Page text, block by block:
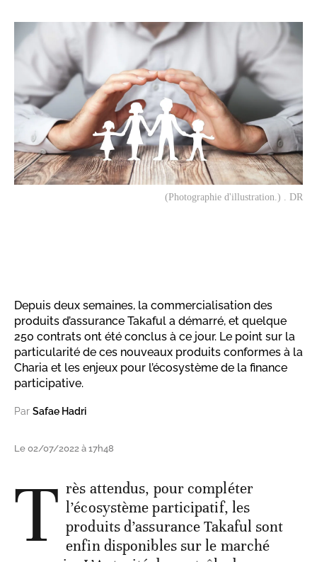
(Photographie d'illustration.) . DR
Depuis deux semaines, la commercialisation des
produits d’assurance Takaful a démarré, et quelque
250 contrats ont été conclus à ce jour. Le point sur la
particularité de ces nouveaux produits conformes à la
Charia et les enjeux pour l’écosystème de la finance
participative.
Par Safae Hadri
Le 02/07/2022 à 17h48
T rès attendus, pour compléter
l’écosystème participatif, les
produits d’assurance Takaful sont
enfin disponibles sur le marché